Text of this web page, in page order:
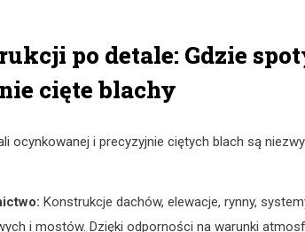
po detale: Gdzie
cięte blachy
ocynkowanej i precyzyjnie ciętych blach są
Konstrukcje dachów, elewacje, rynny,
i mostów. Dzięki odporności na warunki